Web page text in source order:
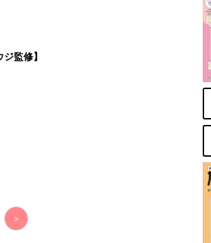
監修】
>